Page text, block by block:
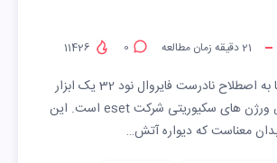
21دقیقه زمان مطالعه 0
فایروال eset یا به اصطلاح نادرست فایروال نود 32 یک ابزار
داخلی مخصوص ورژن های سکیوریتی شرکت eset است. این
معناست که دیواره آتش…